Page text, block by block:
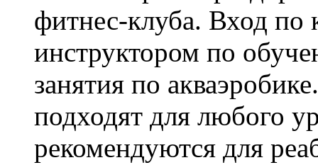
фитнес-клуба. Вход по
инструктором по
занятия по
подходят для любого
рекомендуются для